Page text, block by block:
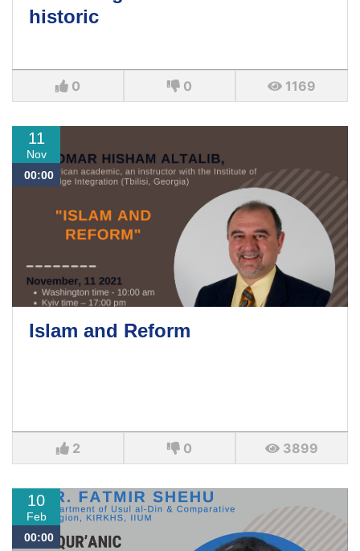
historic
0 0 1169
11
Nov
00:00
Islam and Reform
2 0 3899
10
Feb
00:00